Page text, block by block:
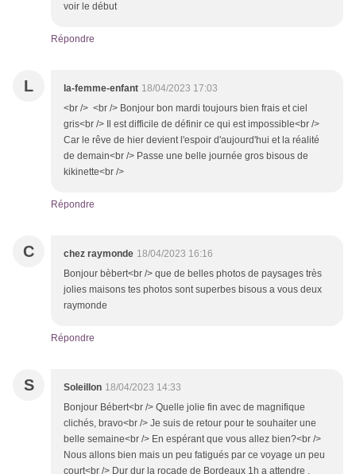
voir le début
Répondre
L la-femme-enfant 18/04/2023 17:03
<br /> <br /> Bonjour bon mardi toujours bien frais et ciel
gris<br /> Il est difficile de définir ce qui est impossible<br />
Car le rêve de hier devient l'espoir d'aujourd'hui et la réalité
de demain<br /> Passe une belle journée gros bisous de
kikinette<br />
Répondre
C chez raymonde 18/04/2023 16:16
Bonjour bèbert<br /> que de belles photos de paysages très
jolies maisons tes photos sont superbes bisous a vous deux
raymonde
Répondre
S Soleillon 18/04/2023 14:33
Bonjour Bébert<br /> Quelle jolie fin avec de magnifique
clichés, bravo<br /> Je suis de retour pour te souhaiter une
belle semaine<br /> En espérant que vous allez bien?<br />
Nous allons bien mais un peu fatigués par ce voyage un peu
court<br /> Dur dur la rocade de Bordeaux 1h a attendre ,